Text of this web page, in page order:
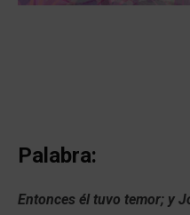
Palabra:
Entonces él tuvo temor; y